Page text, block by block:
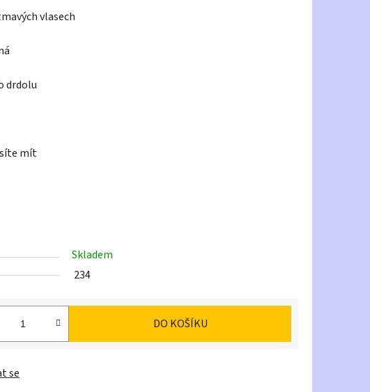
vlasech
drdolu
mít
Skladem
234
DO KOŠÍKU
se